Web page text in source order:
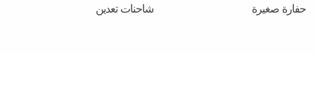
حفارة صغيرة شاحنات تعدين